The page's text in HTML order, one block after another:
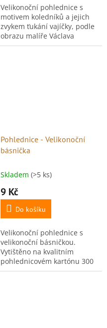
Velikonoční pohlednice s
motivem koledníků a jejich
zvykem ťukání vajíčky, podle
obrazu malíře Václava
Klimánka. Vytištěno na
Pohlednice - Velikonoční
básnička
Skladem (>5 ks)
9 Kč
Do košíku
Velikonoční pohlednice s
velikonoční básničkou.
Vytištěno na kvalitním
pohlednicovém kartónu 300
g, ideální pro psaní i